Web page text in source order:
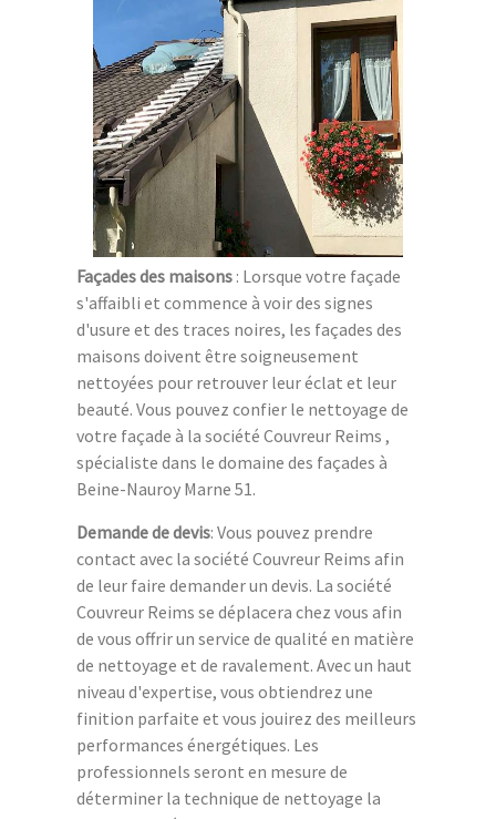
Façades des maisons : Lorsque votre façade
s'affaibli et commence à voir des signes
d'usure et des traces noires, les façades des
maisons doivent être soigneusement
nettoyées pour retrouver leur éclat et leur
beauté. Vous pouvez confier le nettoyage de
votre façade à la société Couvreur Reims ,
spécialiste dans le domaine des façades à
Beine-Nauroy Marne 51.
Demande de devis: Vous pouvez prendre
contact avec la société Couvreur Reims afin
de leur faire demander un devis. La société
Couvreur Reims se déplacera chez vous afin
de vous offrir un service de qualité en matière
de nettoyage et de ravalement. Avec un haut
niveau d'expertise, vous obtiendrez une
finition parfaite et vous jouirez des meilleurs
performances énergétiques. Les
professionnels seront en mesure de
déterminer la technique de nettoyage la